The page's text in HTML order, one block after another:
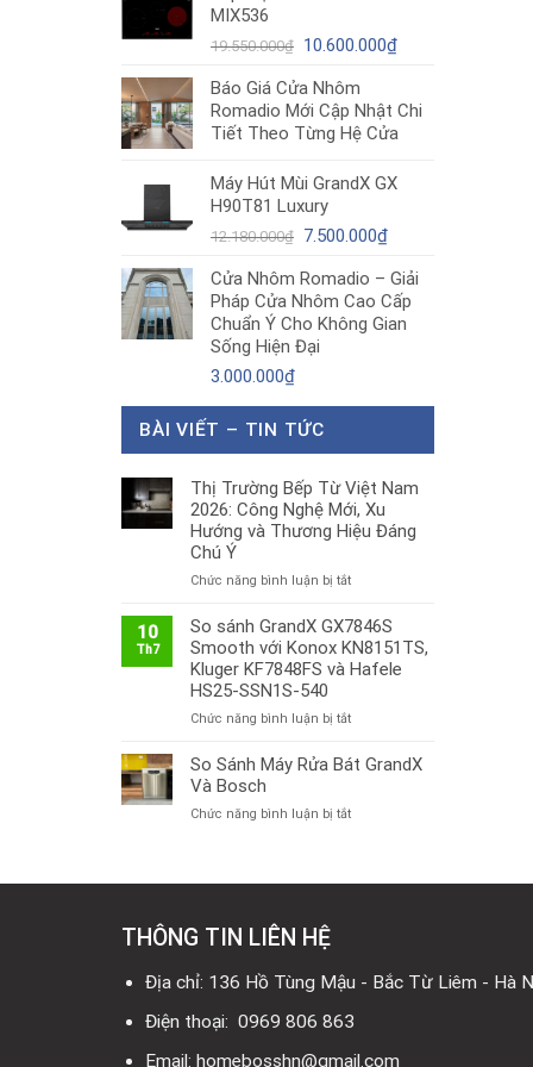
5.200.000₫.
MIX536
19.550.000₫ Giá
là:
19.550.000₫.
10.600.000₫Giá
là:
10.600.000₫.
Báo Giá Cửa Nhôm
Romadio Mới Cập Nhật Chi
Tiết Theo Từng Hệ Cửa
Máy Hút Mùi GrandX GX
H90T81 Luxury
12.180.000₫ Giá
là:
12.180.000₫.
7.500.000₫Giá
tại
là:
7.500.000₫.
Cửa Nhôm Romadio – Giải
Pháp Cửa Nhôm Cao Cấp
Chuẩn Ý Cho Không Gian
Sống Hiện Đại
3.000.000₫
BÀI VIẾT – TIN TỨC
Thị Trường Bếp Từ Việt Nam
2026: Công Nghệ Mới, Xu
Hướng và Thương Hiệu Đáng
Chú Ý
Chức năng bình luận bị tắtở
Trường
Bếp
Từ
2026:
Nghệ
Hướng
Hiệu
10
Th7
So sánh GrandX GX7846S
Smooth với Konox KN8151TS,
Kluger KF7848FS và Hafele
HS25-SSN1S-540
Chức năng bình luận bị tắtở
sánh
Smooth
HS25-
540
So Sánh Máy Rửa Bát GrandX
Và Bosch
Chức năng bình luận bị tắtở
Bosch
THÔNG TIN LIÊN HỆ
Địa chỉ: 136 Hồ Tùng Mậu - Bắc Từ Liêm - Hà
Điện thoại: 0969 806 863
Email: homebosshn@gmail.com